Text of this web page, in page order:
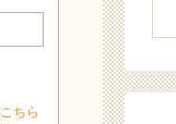
こちら